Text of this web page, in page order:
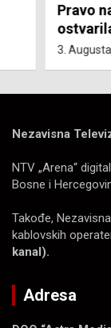
Pravo na
ostvarila
3. Augusta
Nezavisna
NTV „Arena“
Bosne i
Takođe,
kablovskih
kanal).
Adresa